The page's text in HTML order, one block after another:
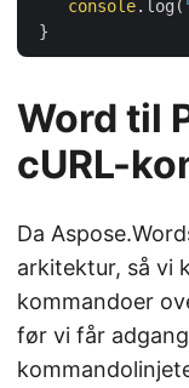
console.log(
Word til
cURL-
Da
arkitektur, så vi
kommandoer
før vi får adgang